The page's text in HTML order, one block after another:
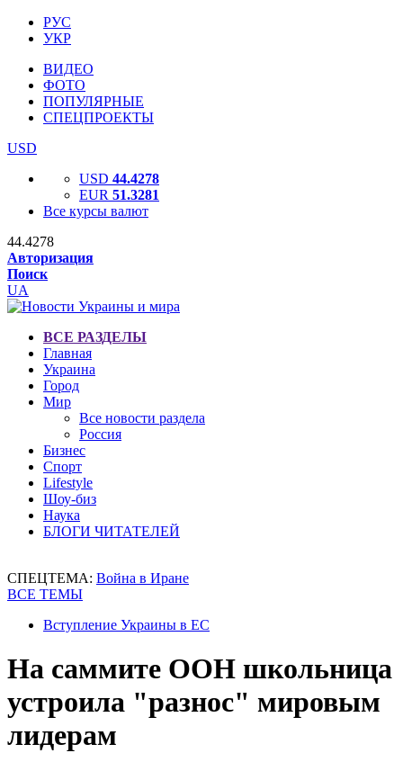
РУС
УКР
ВИДЕО
ФОТО
ПОПУЛЯРНЫЕ
СПЕЦПРОЕКТЫ
USD
USD 44.4278
EUR 51.3281
Все курсы валют
44.4278
Авторизация
Поиск
UA
ВСЕ РАЗДЕЛЫ
Главная
Украина
Город
Мир
Все новости раздела
Россия
Бизнес
Спорт
Lifestyle
Шоу-биз
Наука
БЛОГИ ЧИТАТЕЛЕЙ
СПЕЦТЕМА: Война в Иране
ВСЕ ТЕМЫ
Вступление Украины в ЕС
На саммите ООН школьница
устроила "разнос" мировым
лидерам